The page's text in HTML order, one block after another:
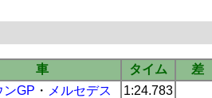
車 タイム 差
ンGP ・ メルセデス 1:24.783